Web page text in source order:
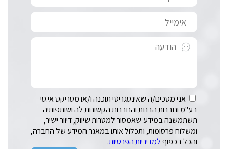
אני מסכים/ה שאינטגריטי תוכנה ו/או מטריקס אי.טי
בע"מ וחברות הבנות והחברות הקשורות לה ושותפותיה
תשתמשנה במידע שאמסור למטרות שיווק, דיוור ישיר,
ומשלוח פרסומות, ותכלול אותו במאגר המידע של החברה,
והכל בכפוףלמדיניות הפרטיות.